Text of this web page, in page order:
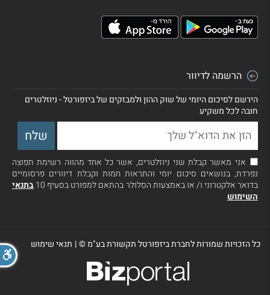
הרשמה לדיוור
הירשם לסיכום היומי של שוק ההון ולמבזקים של ביזפורטל - ניוזלטרים
חובה לכל משקיע
אני מאשר קבלת שני ניוזלטרים, אשר כל אחד מהווה רשימת תפוצה
נפרדת, בנושאים סיכום יומי והתראות חמות וקבלת דיוורים פרסומיים
בדואר אלקטרוני ו/ או באמצעות הסלולר בהתאם למפורט בסעיף 10
בתנאי
השימוש
כל הזכויות שמורות לחברת ביזפורטל תקשורת בע"מ ©| תנאי שימוש